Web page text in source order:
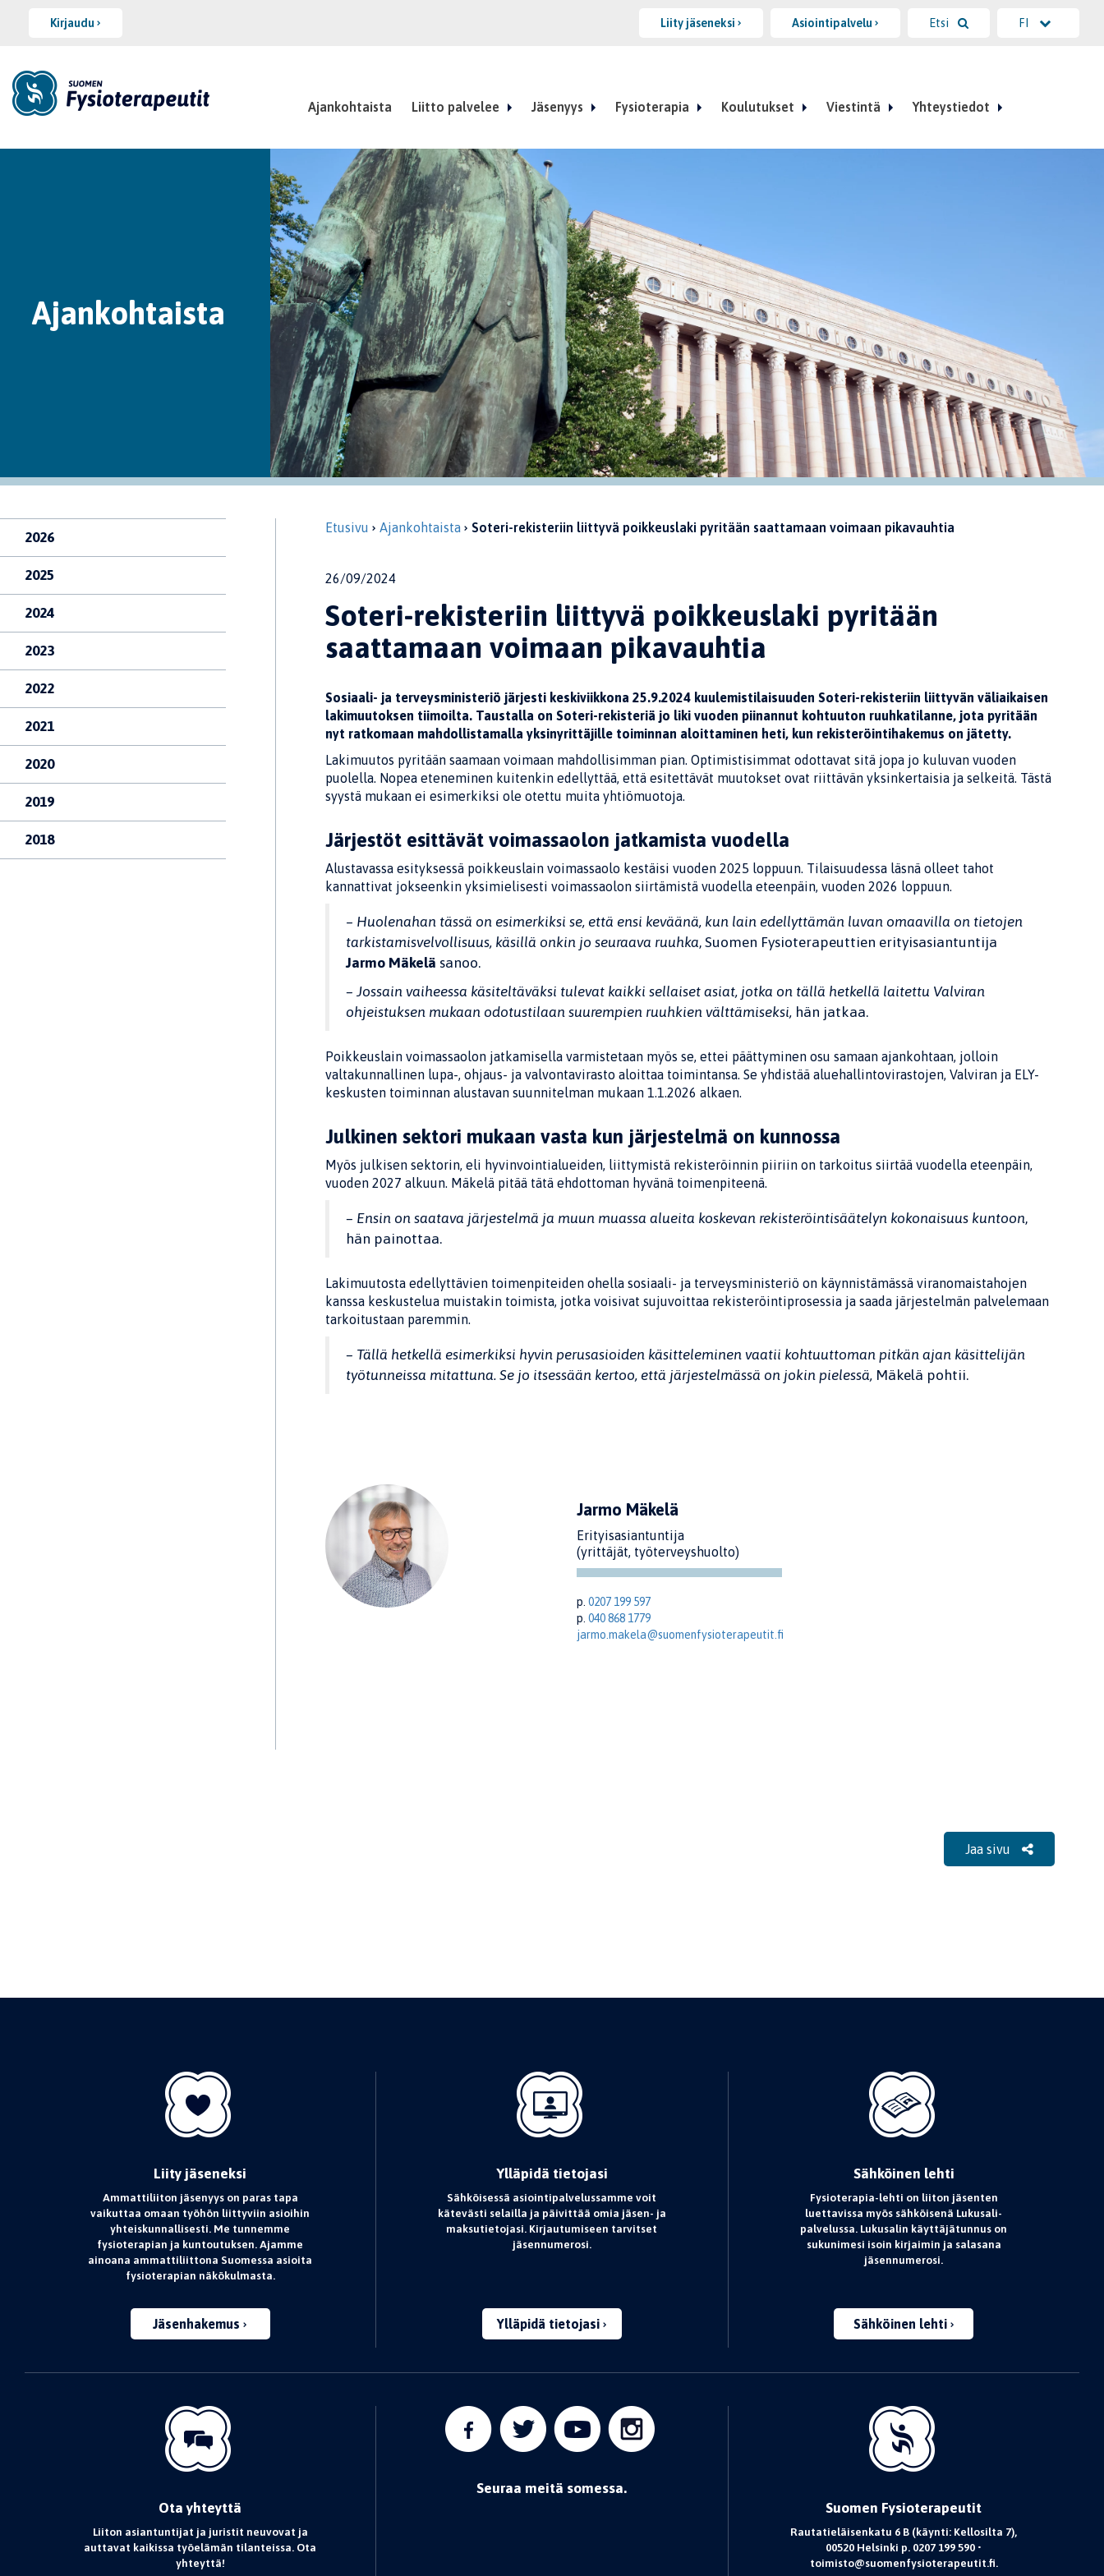
Kirjaudu Liity jäseneksi Asiointipalvelu Etsi FI
Ajankohtaista Liitto palvelee Jäsenyys Fysioterapia Koulutukset Viestintä Yhteystiedot
Ajankohtaista
2026
2025
2024
2023
2022
2021
2020
2019
2018
Etusivu Ajankohtaista Soteri-rekisteriin liittyvä poikkeuslaki pyritään saattamaan voimaan pikavauhtia
26/09/2024
Soteri-rekisteriin liittyvä poikkeuslaki pyritään
saattamaan voimaan pikavauhtia
Sosiaali- ja terveysministeriö järjesti keskiviikkona 25.9.2024 kuulemistilaisuuden Soteri-rekisteriin liittyvän väliaikaisen
lakimuutoksen tiimoilta. Taustalla on Soteri-rekisteriä jo liki vuoden piinannut kohtuuton ruuhkatilanne, jota pyritään
nyt ratkomaan mahdollistamalla yksinyrittäjille toiminnan aloittaminen heti, kun rekisteröintihakemus on jätetty.
Lakimuutos pyritään saamaan voimaan mahdollisimman pian. Optimistisimmat odottavat sitä jopa jo kuluvan vuoden
puolella. Nopea eteneminen kuitenkin edellyttää, että esitettävät muutokset ovat riittävän yksinkertaisia ja selkeitä. Tästä
syystä mukaan ei esimerkiksi ole otettu muita yhtiömuotoja.
Järjestöt esittävät voimassaolon jatkamista vuodella
Alustavassa esityksessä poikkeuslain voimassaolo kestäisi vuoden 2025 loppuun. Tilaisuudessa läsnä olleet tahot
kannattivat jokseenkin yksimielisesti voimassaolon siirtämistä vuodella eteenpäin, vuoden 2026 loppuun.
– Huolenahan tässä on esimerkiksi se, että ensi keväänä, kun lain edellyttämän luvan omaavilla on tietojen
tarkistamisvelvollisuus, käsillä onkin jo seuraava ruuhka, Suomen Fysioterapeuttien erityisasiantuntija
Jarmo Mäkelä sanoo.
– Jossain vaiheessa käsiteltäväksi tulevat kaikki sellaiset asiat, jotka on tällä hetkellä laitettu Valviran
ohjeistuksen mukaan odotustilaan suurempien ruuhkien välttämiseksi, hän jatkaa.
Poikkeuslain voimassaolon jatkamisella varmistetaan myös se, ettei päättyminen osu samaan ajankohtaan, jolloin
valtakunnallinen lupa-, ohjaus- ja valvontavirasto aloittaa toimintansa. Se yhdistää aluehallintovirastojen, Valviran ja ELY-
keskusten toiminnan alustavan suunnitelman mukaan 1.1.2026 alkaen.
Julkinen sektori mukaan vasta kun järjestelmä on kunnossa
Myös julkisen sektorin, eli hyvinvointialueiden, liittymistä rekisteröinnin piiriin on tarkoitus siirtää vuodella eteenpäin,
vuoden 2027 alkuun. Mäkelä pitää tätä ehdottoman hyvänä toimenpiteenä.
– Ensin on saatava järjestelmä ja muun muassa alueita koskevan rekisteröintisäätelyn kokonaisuus kuntoon,
hän painottaa.
Lakimuutosta edellyttävien toimenpiteiden ohella sosiaali- ja terveysministeriö on käynnistämässä viranomaistahojen
kanssa keskustelua muistakin toimista, jotka voisivat sujuvoittaa rekisteröintiprosessia ja saada järjestelmän palvelemaan
tarkoitustaan paremmin.
– Tällä hetkellä esimerkiksi hyvin perusasioiden käsitteleminen vaatii kohtuuttoman pitkän ajan käsittelijän
työtunneissa mitattuna. Se jo itsessään kertoo, että järjestelmässä on jokin pielessä, Mäkelä pohtii.
Jarmo Mäkelä
Erityisasiantuntija
(yrittäjät, työterveyshuolto)
p. 0207 199 597
p. 040 868 1779
jarmo.makela@suomenfysioterapeutit.fi
Jaa sivu
Liity jäseneksi
Ammattiliiton jäsenyys on paras tapa
vaikuttaa omaan työhön liittyviin asioihin
yhteiskunnallisesti. Me tunnemme
fysioterapian ja kuntoutuksen. Ajamme
ainoana ammattiliittona Suomessa asioita
fysioterapian näkökulmasta.
Jäsenhakemus
Ylläpidä tietojasi
Sähköisessä asiointipalvelussamme voit
kätevästi selailla ja päivittää omia jäsen- ja
maksutietojasi. Kirjautumiseen tarvitset
jäsennumerosi.
Ylläpidä tietojasi
Sähköinen lehti
Fysioterapia-lehti on liiton jäsenten
luettavissa myös sähköisenä Lukusali-
palvelussa. Lukusalin käyttäjätunnus on
sukunimesi isoin kirjaimin ja salasana
jäsennumerosi.
Sähköinen lehti
Ota yhteyttä
Liiton asiantuntijat ja juristit neuvovat ja
auttavat kaikissa työelämän tilanteissa. Ota
yhteyttä!
Seuraa meitä somessa.
Suomen Fysioterapeutit
Rautatieläisenkatu 6 B (käynti: Kellosilta 7),
00520 Helsinki p. 0207 199 590 •
toimisto@suomenfysioterapeutit.fi.